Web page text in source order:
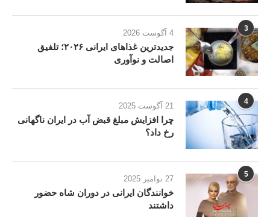
3 4 آگوست 2026
جدیدترین غذاهای ایرانی ۲۰۲۶؛ تلفیق
اصالت و نوآوری
4 21 آگوست 2025
چرا افزایش مبلغ قبض آب در ایران ناگهانی
رخ داد؟
5 27 نوامبر 2025
خوانندگان ایرانی در دوران شاه حضور
داشتند